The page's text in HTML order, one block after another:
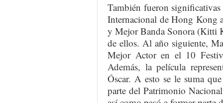
También fueron
Internacional de Hong Kong
y Mejor Banda Sonora (Kitti
de ellos. Al año siguiente,
Mejor Actor en el 10
Además, la película
Óscar. A esto se le suma
parte del Patrimonio